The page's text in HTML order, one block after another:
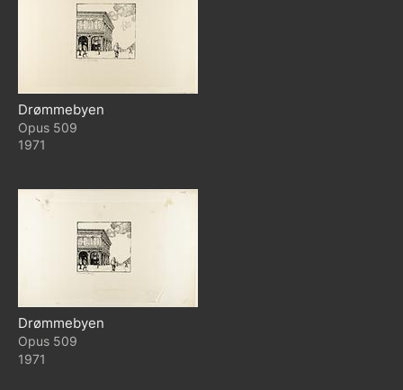
Drømmebyen
509
1971
Drømmebyen
509
1971